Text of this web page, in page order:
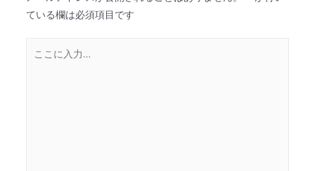
ている欄は必須項目です